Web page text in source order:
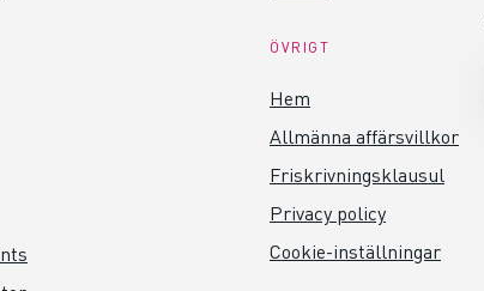
ÖVRIGT
Hem
Allmänna affärsvillkor
Friskrivningsklausul
Privacy policy
Cookie-inställningar